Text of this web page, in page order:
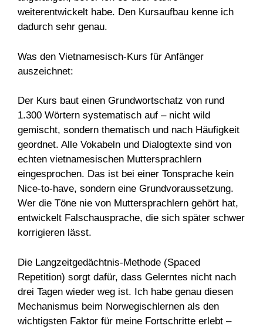
weiterentwickelt habe. Den Kursaufbau kenne ich
dadurch sehr genau.
Was den Vietnamesisch-Kurs für Anfänger
auszeichnet:
Der Kurs baut einen Grundwortschatz von rund
1.300 Wörtern systematisch auf – nicht wild
gemischt, sondern thematisch und nach Häufigkeit
geordnet. Alle Vokabeln und Dialogtexte sind von
echten vietnamesischen Muttersprachlern
eingesprochen. Das ist bei einer Tonsprache kein
Nice-to-have, sondern eine Grundvoraussetzung.
Wer die Töne nie von Muttersprachlern gehört hat,
entwickelt Falschausprache, die sich später schwer
korrigieren lässt.
Die Langzeitgedächtnis-Methode (Spaced
Repetition) sorgt dafür, dass Gelerntes nicht nach
drei Tagen wieder weg ist. Ich habe genau diesen
Mechanismus beim Norwegischlernen als den
wichtigsten Faktor für meine Fortschritte erlebt –